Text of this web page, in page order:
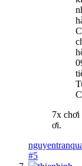
7x chơi
ơi.
#5